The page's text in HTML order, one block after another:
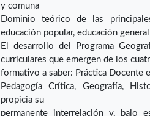
y comuna
Dominio teórico de las
educación popular, educación
El desarrollo del Programa
curriculares que emergen de los
formativo a saber: Práctica Docente
Pedagogía Crítica, Geografía,
propicia su
permanente interrelación y, bajo